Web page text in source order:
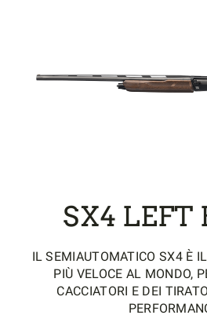
SX4 LEFT
IL SEMIAUTOMATICO SX4 È
PIÙ VELOCE AL MONDO,
CACCIATORI E DEI